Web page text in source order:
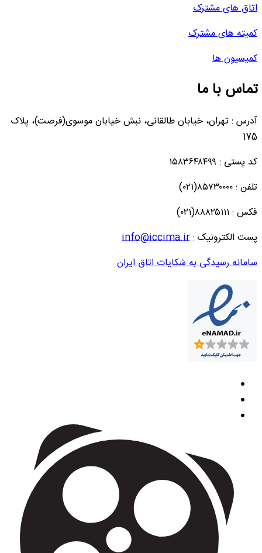
اتاق های مشترک
کمیته های مشترک
کمیسیون ها
تماس با ما
آدرس : تهران، خیابان طالقانی، نبش خیابان موسوی(فرصت)، پلاک
175
کد پستی : ۱۵۸۳۶۴۸۴۹۹
تلفن : ۸۵۷۳۰۰۰۰(۰۲۱)
فکس : ۸۸۸۲۵۱۱۱(۰۲۱)
پست الکترونیک :info@iccima.ir
سامانه رسیدگی به شکایات اتاق ایران